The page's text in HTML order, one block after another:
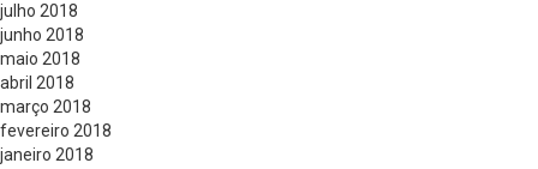
julho 2018
junho 2018
maio 2018
abril 2018
março 2018
fevereiro 2018
janeiro 2018